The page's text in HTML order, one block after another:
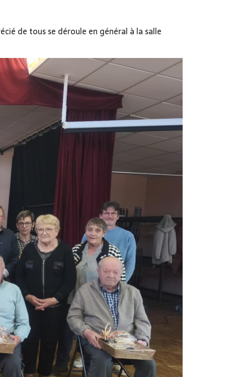
de tous se déroule en général à la salle